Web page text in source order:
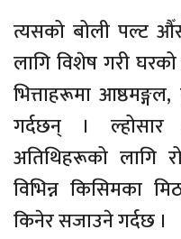
त्यसको बोली पल्ट
लागि विशेष गरी
भित्ताहरूमा
गर्दछन् ।
अतिथिहरूको लागि
विभिन्न किसिमका
किनेर सजाउने गर्दछ ।